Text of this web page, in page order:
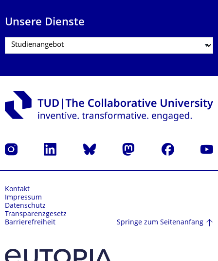
Unsere Dienste
Instagram LinkedIn Bluesky Mastodon Facebook
Kontakt
Impressum
Datenschutz
Transparenzgesetz
Barrierefreiheit
Springe zum Seitenanfang